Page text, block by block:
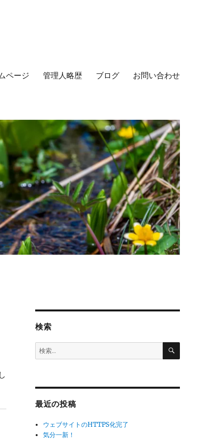
ページ 管理人略歴 ブログ お問い合わせ
検索
検
索:
検
最近の投稿
ウェブサイトのHTTPS化完了
気分一新！